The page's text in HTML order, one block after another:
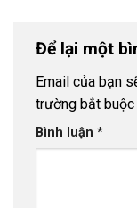
Để lại một
Email của bạn
trường bắt
Bình luận *